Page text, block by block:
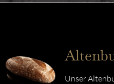
Unser